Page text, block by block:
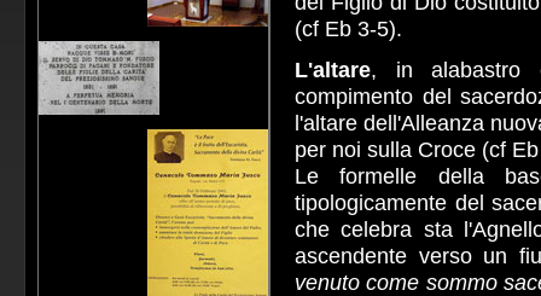
(cf Eb 3-5).
L'altare, in alabastro
compimento del
l'altare dell'Alleanza
per noi sulla Croce (cf
Le formelle della
tipologicamente del
che celebra sta
ascendente verso un
venuto come sommo